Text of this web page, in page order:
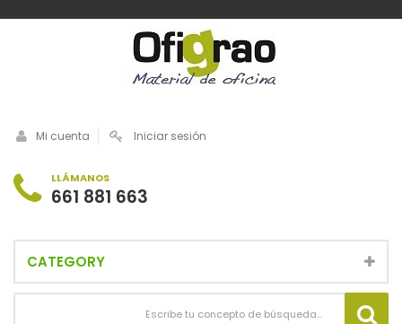
Mi cuenta Iniciar sesión
LLÁMANOS
661 881 663
CATEGORY